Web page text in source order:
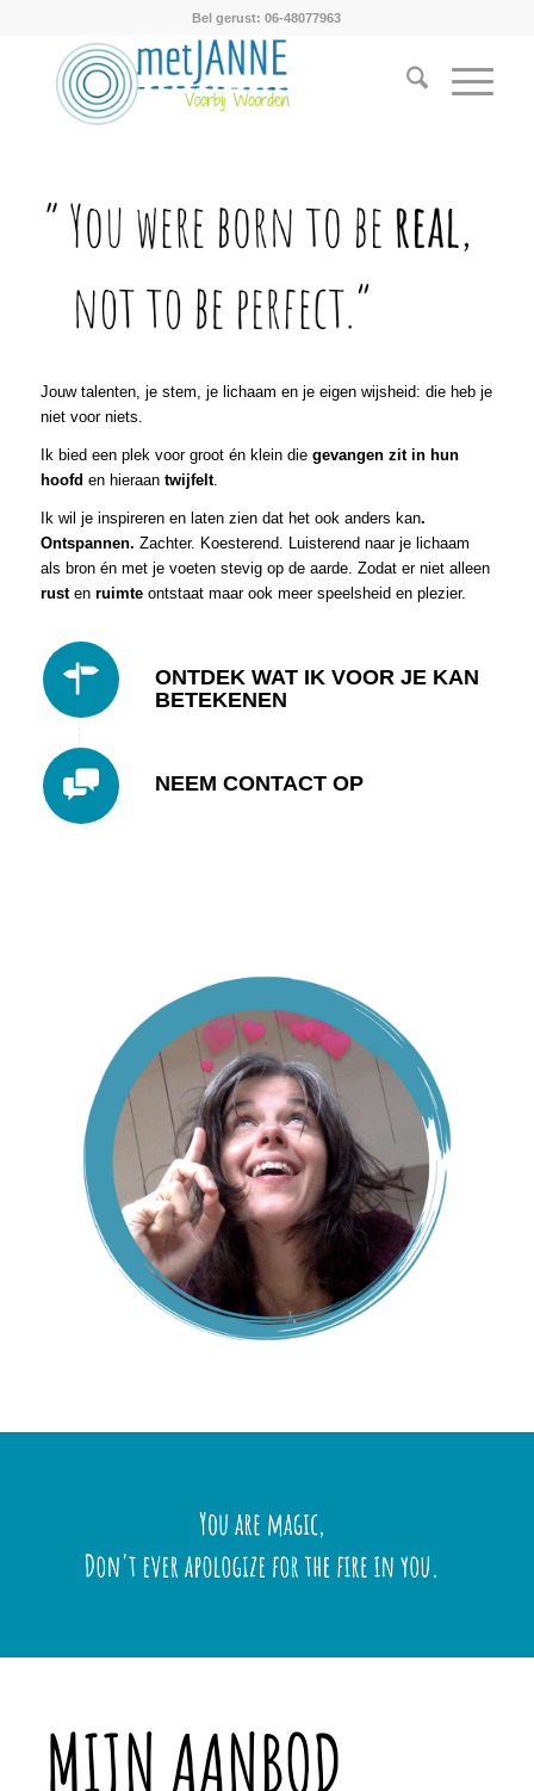
Bel gerust: 06-48077963
Jouw talenten, je stem, je lichaam en je eigen wijsheid: die heb je
niet voor niets.
Ik bied een plek voor groot én klein die gevangen zit in hun
hoofd en hieraan twijfelt.
Ik wil je inspireren en laten zien dat het ook anders kan.
Ontspannen. Zachter. Koesterend. Luisterend naar je lichaam
als bron én met je voeten stevig op de aarde. Zodat er niet alleen
rusten ruimteontstaat maar ook meer speelsheid en plezier.
ONTDEK WAT IK VOOR JE KAN
BETEKENEN
NEEM CONTACT OP